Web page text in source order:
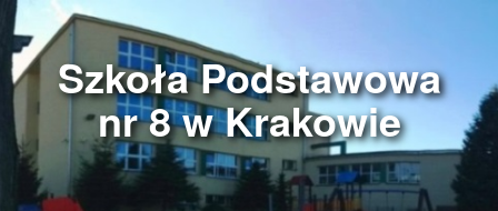
Szkoła Podstawowa
nr 8 w Krakowie